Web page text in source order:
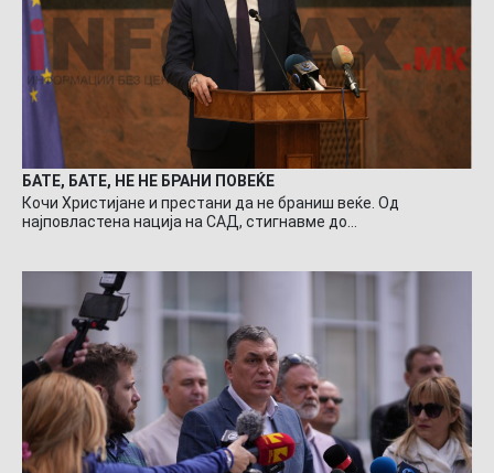
БАТЕ, БАТЕ, НЕ НЕ БРАНИ ПОВЕЌЕ
Кочи Христијане и престани да не браниш веќе. Од
најповластена нација на САД, стигнавме до…